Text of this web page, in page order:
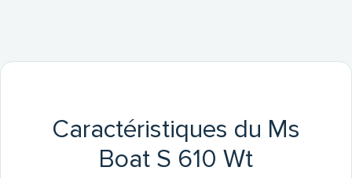
Caractéristiques du Ms
Boat S 610 Wt